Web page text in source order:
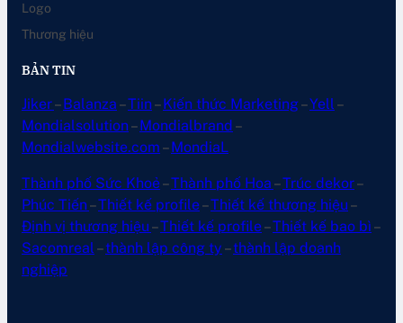
Logo
Thương hiệu
BẢN TIN
Jiker–Balanza –Tiin–Kiến thức Marketing–Yell –
Mondialsolution–Mondialbrand –
Mondialwebsite.com –MondiaL
Thành phố Sức Khoẻ–Thành phố Hoa –Trúc dekor–
Phúc Tiến–Thiết kế profile–Thiết kế thương hiệu –
Định vị thương hiệu –Thiết kế profile–Thiết kế bao bì –
Sacomreal –thành lập công ty –thành lập doanh
nghiệp